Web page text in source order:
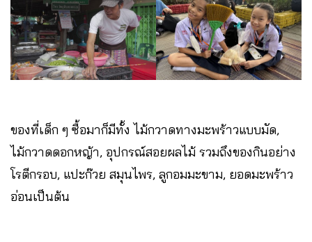
ของที่เด็ก ๆ ซื้อมาก็มีทั้ง ไม้กวาดทางมะพร้าวแบบมัด,
ไม้กวาดดอกหญ้า, อุปกรณ์สอยผลไม้ รวมถึงของกินอย่าง
โรตีกรอบ, แปะก๊วย สมุนไพร, ลูกอมมะขาม, ยอดมะพร้าว
อ่อนเป็นต้น